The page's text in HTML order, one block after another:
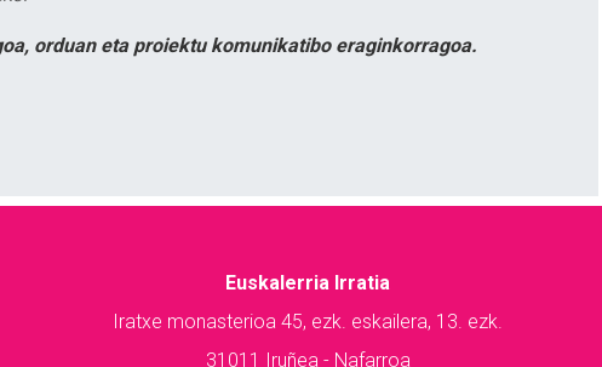
orduan eta proiektu komunikatibo eraginkorragoa.
Euskalerria Irratia
Iratxe monasterioa 45, ezk. eskailera, 13. ezk.
31011 Iruñea - Nafarroa